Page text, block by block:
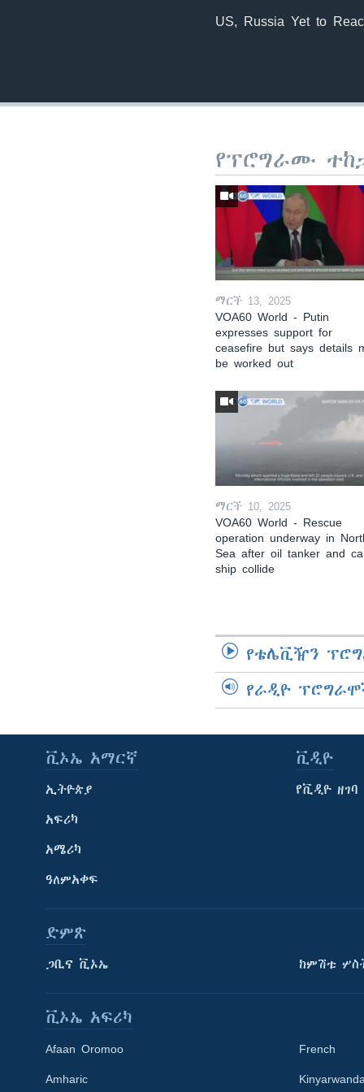
US, Russia Yet to
የፕሮግራሙ
ማርች 13, 2025
VOA60 World - Putin
expresses support for
ceasefire but says details
be worked out
ማርች 10, 2025
VOA60 World - Rescue
operation underway in
Sea after oil tanker and
ship collide
የቴሌቪዥን
የራዲዮ
ቪኦኤ አማርኛ
ኢትዮጵያ
አፍሪካ
አሜሪካ
ዓለምአቀፍ
ቪዲዮ
የቪዲዮ ዘገባ
ድምጽ
ጋቢና ቪኦኤ ከምሽቱ
ቪኦኤ አፍሪካ
Afaan Oromoo
Amharic
French